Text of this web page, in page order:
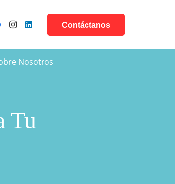
Contáctanos
Nosotros
Tu